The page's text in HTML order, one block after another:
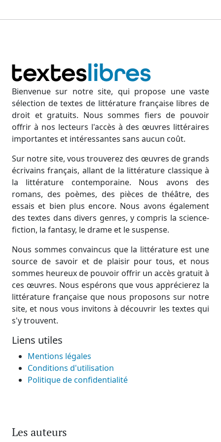
Bienvenue sur notre site, qui propose une vaste
sélection de textes de littérature française libres de
droit et gratuits. Nous sommes fiers de pouvoir
offrir à nos lecteurs l'accès à des œuvres littéraires
importantes et intéressantes sans aucun coût.
Sur notre site, vous trouverez des œuvres de grands
écrivains français, allant de la littérature classique à
la littérature contemporaine. Nous avons des
romans, des poèmes, des pièces de théâtre, des
essais et bien plus encore. Nous avons également
des textes dans divers genres, y compris la science-
fiction, la fantasy, le drame et le suspense.
Nous sommes convaincus que la littérature est une
source de savoir et de plaisir pour tous, et nous
sommes heureux de pouvoir offrir un accès gratuit à
ces œuvres. Nous espérons que vous apprécierez la
littérature française que nous proposons sur notre
site, et nous vous invitons à découvrir les textes qui
s'y trouvent.
Liens utiles
Mentions légales
Conditions d'utilisation
Politique de confidentialité
Les auteurs